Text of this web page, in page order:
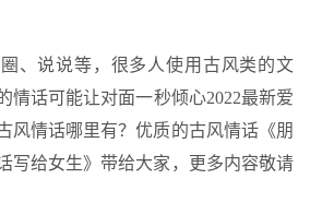
、说说等，很多人使用古风类的文
情话可能让对面一秒倾心2022最新爱
风情话哪里有？优质的古风情话《朋
写给女生》带给大家，更多内容敬请